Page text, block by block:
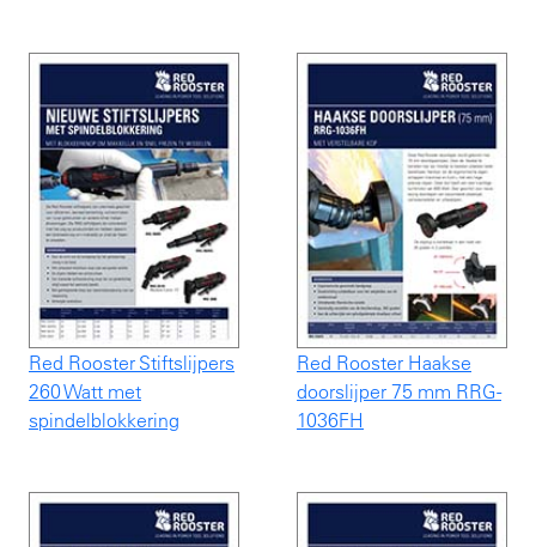
Red Rooster Stiftslijpers
260 Watt met
spindelblokkering
Red Rooster Haakse
doorslijper 75 mm RRG-
1036FH